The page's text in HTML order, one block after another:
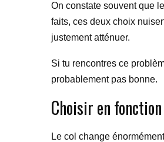
On constate souvent que
faits, ces deux choix
justement atténuer.
Si tu rencontres ce
probablement pas bonne.
Choisir en
Le col change